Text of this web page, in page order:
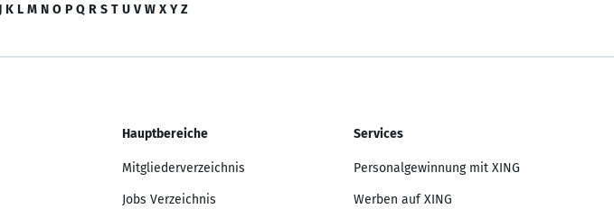
J K L M N O P Q R S T U V W X Y Z
Hauptbereiche
Mitgliederverzeichnis
Jobs Verzeichnis
Services
Personalgewinnung mit XING
Werben auf XING